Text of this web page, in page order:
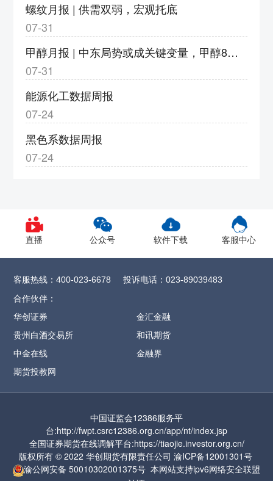
幅度调整为8%
5、eb2609合约保证金调整为20%，涨跌停板
幅度调整为11%
6、eg2609合约保证金调整为20%，涨跌停板
幅度调整为11%，
停板，合约保证金调整为18%，涨跌停板幅度
7、pg2609合约保证金调整为23%，涨跌停板
幅度调整为14%；pg2610-2702合约保证金调
幅度调整为9%
郑州
1、CY2609合约保证金调整为12%，SR2609
合约保证金调整为13%，
CF/OI/RM/SF/SM
14%，SH/UR
2609合约保证金调整为15%，
FG2609合约保证金调整为16%，CJ
保证金调整为17%，
ZC2609合约保证金调整
为57%
3、PF2609合约保证金调整为17%，涨跌停板
幅度调整为9%
4、PL2609合约保证金调整为17%，涨跌停板
幅度调整为9%
螺纹月报 | 供需双弱，宏观托底
07-31
甲醇月报 | 中东局势或成关键变量，甲醇8月或以宽幅震荡运行
07-31
能源化工数据周报
07-24
黑色系数据周报
07-24
直播 公众号 软件下载 客服中心
客服热线：400-023-6678 投诉电话：023-89039483
合作伙伴：
华创证券
金汇金融
贵州白酒交易所
和讯期货
中金在线
金融界
期货投教网
中国证监会12386服务平
台:http://fwpt.csrc12386.org.cn/app/nt/index.jsp
全国证券期货在线调解平台:https://tiaojie.investor.org.cn/
版权所有 © 2022 华创期货有限责任公司 渝ICP备12001301号
渝公网安备 50010302001375号 本网站支持ipv6网络安全联盟